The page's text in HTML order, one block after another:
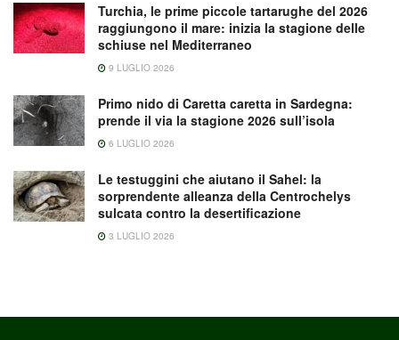
Turchia, le prime piccole tartarughe del 2026
raggiungono il mare: inizia la stagione delle
schiuse nel Mediterraneo
9 LUGLIO 2026
Primo nido di Caretta caretta in Sardegna:
prende il via la stagione 2026 sull’isola
6 LUGLIO 2026
Le testuggini che aiutano il Sahel: la
sorprendente alleanza della Centrochelys
sulcata contro la desertificazione
3 LUGLIO 2026